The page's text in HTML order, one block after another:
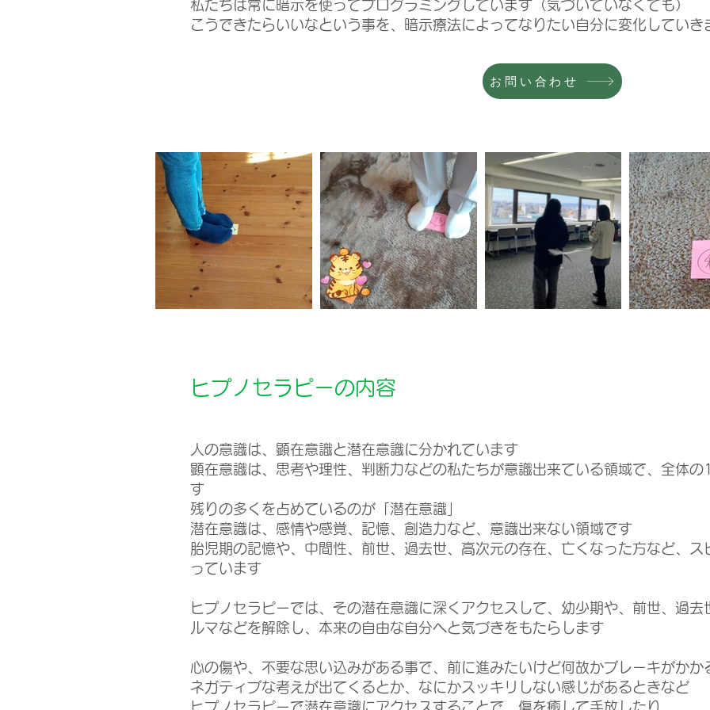
私たちは常に暗示を使ってプログラミングしています（気づいていなくても）
こうできたらいいなという事を、暗示療法によってなりたい自分に変化していき
お問い合わせ
ヒプノセラピーの内容
人の意識は、顕在意識と潜在意識に分かれています
顕在意識は、思考や理性、判断力などの私たちが意識出来ている領域で、全体
す
残りの多くを占めているのが「潜在意識」
潜在意識は、感情や感覚、記憶、創造力など、意識出来ない領域です
胎児期の記憶や、中間性、前世、過去世、高次元の存在、亡くなった方など、
っています
ヒプノセラピーでは、その潜在意識に深くアクセスして、幼少期や、前世、過
ルマなどを解除し、本来の自由な自分へと気づきをもたらします
心の傷や、不要な思い込みがある事で、前に進みたいけど何故かブレーキがかか
ネガティブな考えが出てくるとか、なにかスッキリしない感じがあるときなど
ヒプノセラピーで潜在意識にアクセスすることで、傷を癒して手放したり